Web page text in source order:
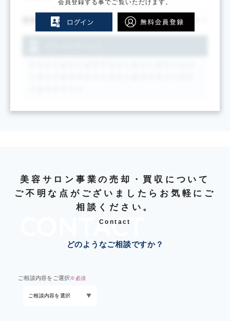
会員登録する事でご覧いただけます。
美容サロン事業の売却・買収について
ご不明な点がございましたらお気軽にご
相談ください。
Contact
どのようなご相談ですか？
ご相談内容をご選択※必須